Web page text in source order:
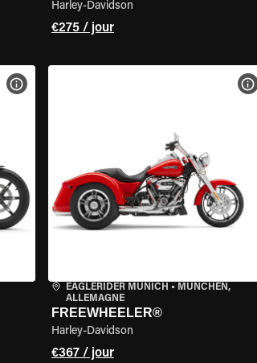
Harley-Davidson
€275 / jour
VOIR LES SPÉCIFICATIONS DE LA MOTO
EAGLERIDER MUNICH • MÜNCHEN,
ALLEMAGNE
FREEWHEELER®
Harley-Davidson
€367 / jour